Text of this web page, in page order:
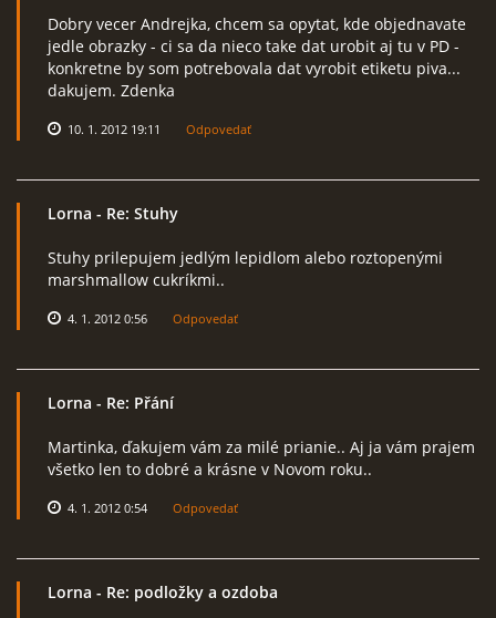
Dobry vecer Andrejka, chcem sa opytat, kde objednavate
jedle obrazky - ci sa da nieco take dat urobit aj tu v PD -
konkretne by som potrebovala dat vyrobit etiketu piva...
dakujem. Zdenka
10. 1. 2012 19:11 Odpovedať
Lorna - Re: Stuhy
Stuhy prilepujem jedlým lepidlom alebo roztopenými
marshmallow cukríkmi..
4. 1. 2012 0:56 Odpovedať
Lorna - Re: Přání
Martinka, ďakujem vám za milé prianie.. Aj ja vám prajem
všetko len to dobré a krásne v Novom roku..
4. 1. 2012 0:54 Odpovedať
Lorna - Re: podložky a ozdoba